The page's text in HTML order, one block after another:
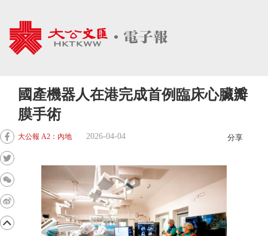
國產機器人在港完成首例臨床心臟瓣
膜手術
大公報 A2：內地 2026-04-04 分享